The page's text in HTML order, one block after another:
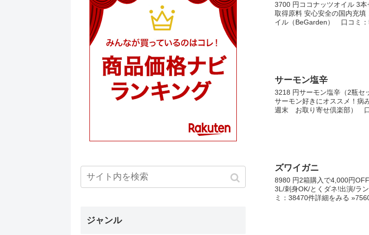
3700 円ココナッツオイル 3
取得原料 安心安全の国内充
イル（BeGarden） 口コミ
サーモン塩辛
3218 円サーモン塩辛（2瓶セ
サーモン好きにオススメ！病
週末 お取り寄せ倶楽部） 口
ズワイガニ
8980 円2箱購入で4,000円
3L/刺身OK/とくダネ!出演/ラ
ミ：38470件詳細をみる »7560
ジャンル